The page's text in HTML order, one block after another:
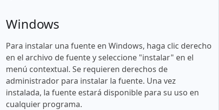
Windows
Para instalar una fuente en Windows, haga clic derecho
en el archivo de fuente y seleccione "instalar" en el
menú contextual. Se requieren derechos de
administrador para instalar la fuente. Una vez
instalada, la fuente estará disponible para su uso en
cualquier programa.